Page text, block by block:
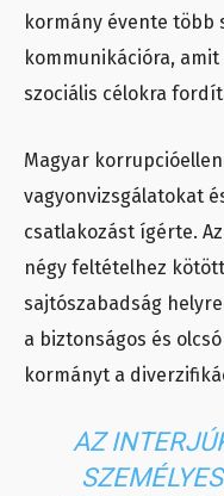
kormány évente
kommunikációra,
szociális célokra
Magyar
vagyonvizsgálatokat
csatlakozást ígérte.
négy feltételhez
sajtószabadság
a biztonságos és
kormányt a
AZ